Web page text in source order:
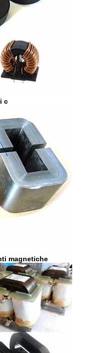
c
magnetiche